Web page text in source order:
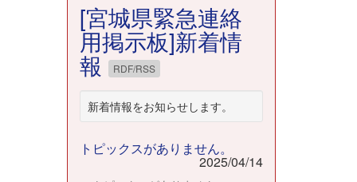
[宮城県緊急連絡
用掲示板]新着情
報 RDF/RSS
新着情報をお知らせします。
トピックスがありません。
2025/04/14